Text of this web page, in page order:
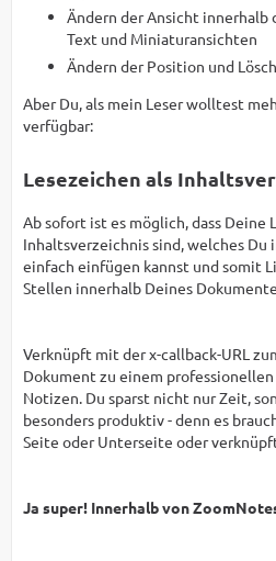
Ändern der Ansicht innerhalb
Text und Miniaturansichten
Ändern der Position und
Aber Du, als mein Leser wolltest
verfügbar:
Lesezeichen als
Ab sofort ist es möglich, dass Deine
Inhaltsverzeichnis sind, welches Du
einfach einfügen kannst und somit
Stellen innerhalb Deines
Verknüpft mit der x-callback-URL
Dokument zu einem
Notizen. Du sparst nicht nur Zeit,
besonders produktiv - denn es
Seite oder Unterseite oder
Ja super! Innerhalb von